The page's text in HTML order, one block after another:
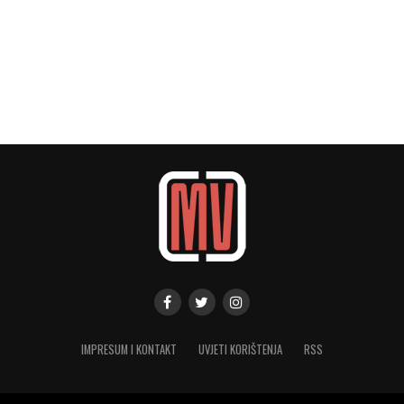
IMPRESUM I KONTAKT UVJETI KORIŠTENJA RSS